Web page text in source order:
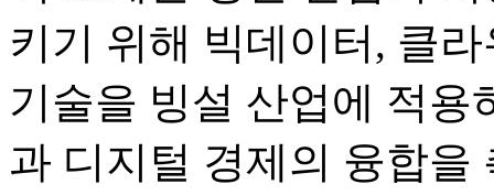
키기 위해 빅데이터, 클
기술을 빙설 산업에 적용
과 디지털 경제의 융합을